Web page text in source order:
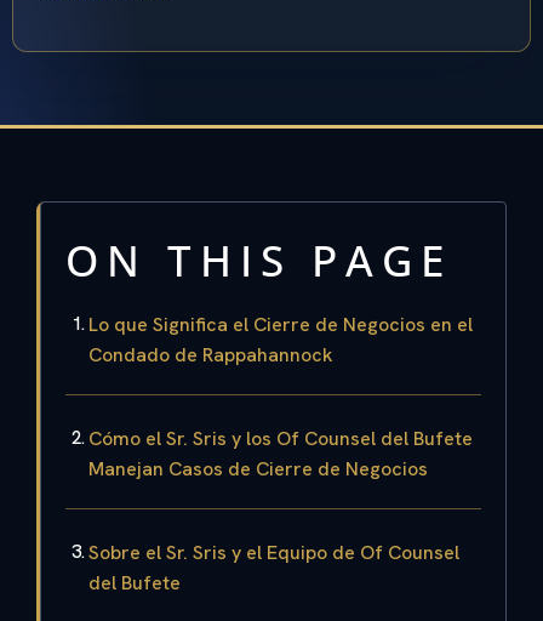
ON THIS PAGE
Lo que Significa el Cierre de Negocios en el
Condado de Rappahannock
Cómo el Sr. Sris y los Of Counsel del Bufete
Manejan Casos de Cierre de Negocios
Sobre el Sr. Sris y el Equipo de Of Counsel
del Bufete